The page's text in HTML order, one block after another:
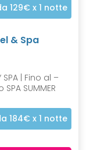
129€x 1 notte
& Spa
SPA | Fino al –
SUMMER
184€ x 1 notte